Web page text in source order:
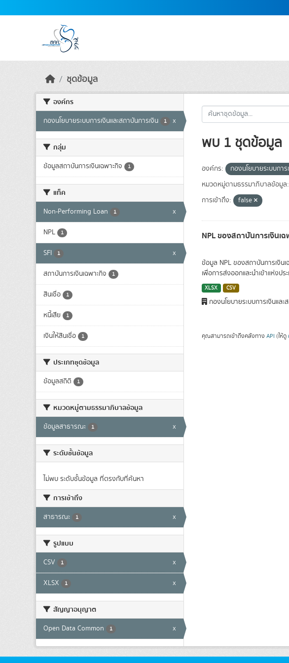
ชุดข้อมูล
องค์กร
กองนโยบายระบบการเงินและสถาบันการเงิน 1 x
กลุ่ม
ข้อมูลสถาบันการเงินเฉพาะกิจ 1
แท็ค
Non-Performing Loan 1 x
NPL 1
SFI 1 x
สถาบันการเงินเฉพาะกิจ 1
สินเชื่อ 1
หนี้เสีย 1
เงินให้สินเชื่อ 1
ประเภทชุดข้อมูล
ข้อมูลสถิติ 1
หมวดหมู่ตามธรรมาภิบาลข้อมูล
ข้อมูลสาธารณะ 1 x
ระดับชั้นข้อมูล
ไม่พบ ระดับชั้นข้อมูล ที่ตรงกับที่ค้นหา
การเข้าถึง
สาธารณะ 1 x
รูปแบบ
CSV 1 x
XLSX 1 x
สัญญาอนุญาต
Open Data Common 1 x
พบ 1 ชุดข้อมูล
องค์กร: กองนโยบายระบบกา
หมวดหมู่ตามธรรมาภิบาลข้อมูล:
การเข้าถึง:
false
NPL ของสถาบันการเงินเ
ข้อมูล NPL ของสถาบันการเงิน
เพื่อการส่งออกและนำเข้าแห่งปร
XLSX CSV
กองนโยบายระบบการเงินและ
คุณสามารถเข้าถึงคลังทาง API (ให้ดู